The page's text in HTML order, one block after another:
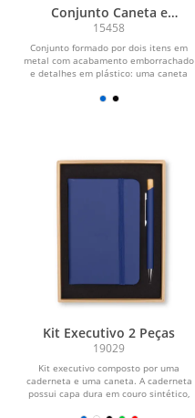
Conjunto Caneta e
Lapiseira Metal
15458
Conjunto formado por dois itens em
metal com acabamento emborrachado
e detalhes em plástico: uma caneta
Kit Executivo 2 Peças
19029
Kit executivo composto por uma
caderneta e uma caneta. A caderneta
possui capa dura em couro sintético,